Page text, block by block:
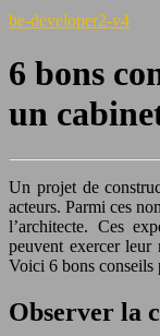
be-developer2-v4
6 bons
un
Un projet de
acteurs. Parmi ces
l’architecte. Ces
peuvent exercer leur
Voici 6 bons conseils
Observer la